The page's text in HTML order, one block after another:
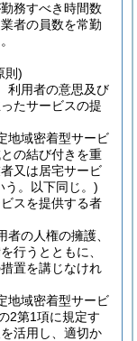
務すべき時間数
者の員数を常勤
則)
利用者の意思及び
たサービスの提
地域密着型サービ
の結び付きを重
又は居宅サービ
う。以下同じ。)
スを提供する者
の人権の擁護、
行うとともに、
置を講じなけれ
地域密着型サービ
2第1項に規定す
活用し、適切か